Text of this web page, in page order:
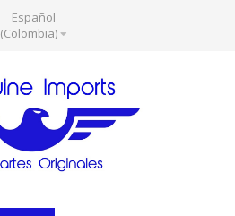
Español
(Colombia)